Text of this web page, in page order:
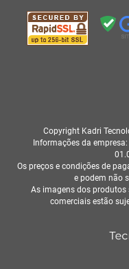
Copyright Kadri
Informações da
Os preços e condições de
e podem não
As imagens dos produtos
comerciais estão